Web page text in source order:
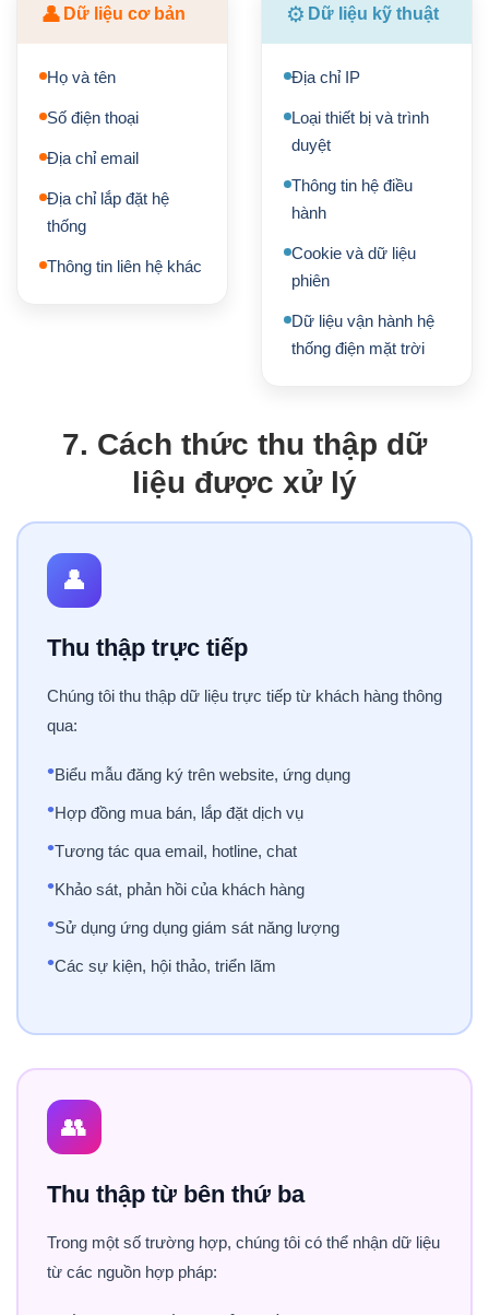
👤 Dữ liệu cơ bản
Họ và tên
Số điện thoại
Địa chỉ email
Địa chỉ lắp đặt hệ
thống
Thông tin liên hệ khác
⚙ Dữ liệu kỹ thuật
Địa chỉ IP
Loại thiết bị và trình
duyệt
Thông tin hệ điều
hành
Cookie và dữ liệu
phiên
Dữ liệu vận hành hệ
thống điện mặt trời
7. Cách thức thu thập dữ
liệu được xử lý
👤
Thu thập trực tiếp
Chúng tôi thu thập dữ liệu trực tiếp từ khách hàng thông
qua:
•Biểu mẫu đăng ký trên website, ứng dụng
•Hợp đồng mua bán, lắp đặt dịch vụ
•Tương tác qua email, hotline, chat
•Khảo sát, phản hồi của khách hàng
•Sử dụng ứng dụng giám sát năng lượng
•Các sự kiện, hội thảo, triển lãm
👥
Thu thập từ bên thứ ba
Trong một số trường hợp, chúng tôi có thể nhận dữ liệu
từ các nguồn hợp pháp: